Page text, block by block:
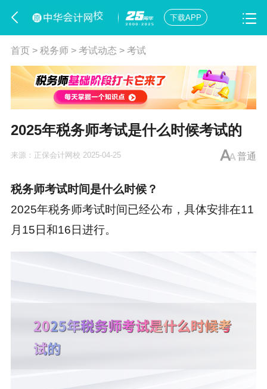
下载APP
首页> 税务师> 考试动态 > 考试
2025年税务师考试是什么时候考试的
普通
来源： 正保会计网校 2025-04-25
税务师考试时间是什么时候？
2025年税务师考试时间已经公布，具体安排在11
月15日和16日进行。